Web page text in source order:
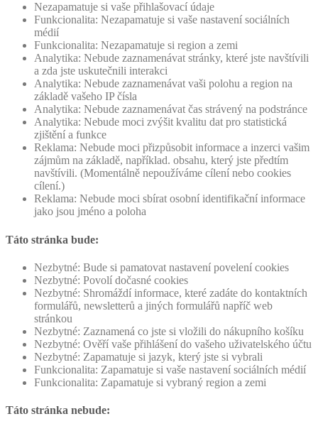
Nezapamatuje si vaše přihlašovací údaje
Funkcionalita: Nezapamatuje si vaše nastavení sociálních
médií
Funkcionalita: Nezapamatuje si region a zemi
Analytika: Nebude zaznamenávat stránky, které jste navštívili
a zda jste uskutečnili interakci
Analytika: Nebude zaznamenávat vaši polohu a region na
základě vašeho IP čísla
Analytika: Nebude zaznamenávat čas strávený na podstránce
Analytika: Nebude moci zvýšit kvalitu dat pro statistická
zjištění a funkce
Reklama: Nebude moci přizpůsobit informace a inzerci vašim
zájmům na základě, například. obsahu, který jste předtím
navštívili. (Momentálně nepoužíváme cílení nebo cookies
cílení.)
Reklama: Nebude moci sbírat osobní identifikační informace
jako jsou jméno a poloha
Táto stránka bude:
Nezbytné: Bude si pamatovat nastavení povelení cookies
Nezbytné: Povolí dočasné cookies
Nezbytné: Shromáždí informace, které zadáte do kontaktních
formulářů, newsletterů a jiných formulářů napříč web
stránkou
Nezbytné: Zaznamená co jste si vložili do nákupního košíku
Nezbytné: Ověří vaše přihlášení do vašeho uživatelského účtu
Nezbytné: Zapamatuje si jazyk, který jste si vybrali
Funkcionalita: Zapamatuje si vaše nastavení sociálních médií
Funkcionalita: Zapamatuje si vybraný region a zemi
Táto stránka nebude: